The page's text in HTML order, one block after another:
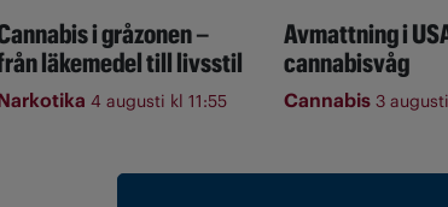
i gråzonen –
läkemedel till livsstil
4 augusti kl 11:55
Avmattning i
cannabisvåg
Cannabis 3